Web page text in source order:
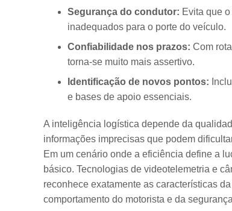
Segurança do condutor: Evita que
inadequados para o porte do veículo.
Confiabilidade nos prazos: Com
torna-se muito mais assertivo.
Identificação de novos pontos:
e bases de apoio essenciais.
A inteligência logística depende da
informações imprecisas que podem
Em um cenário onde a eficiência define a
básico. Tecnologias de videotelemetria e
reconhece exatamente as características
comportamento do motorista e da